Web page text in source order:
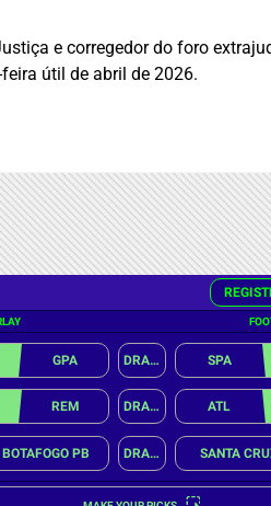
e corregedor do foro
útil de abril de 2026.